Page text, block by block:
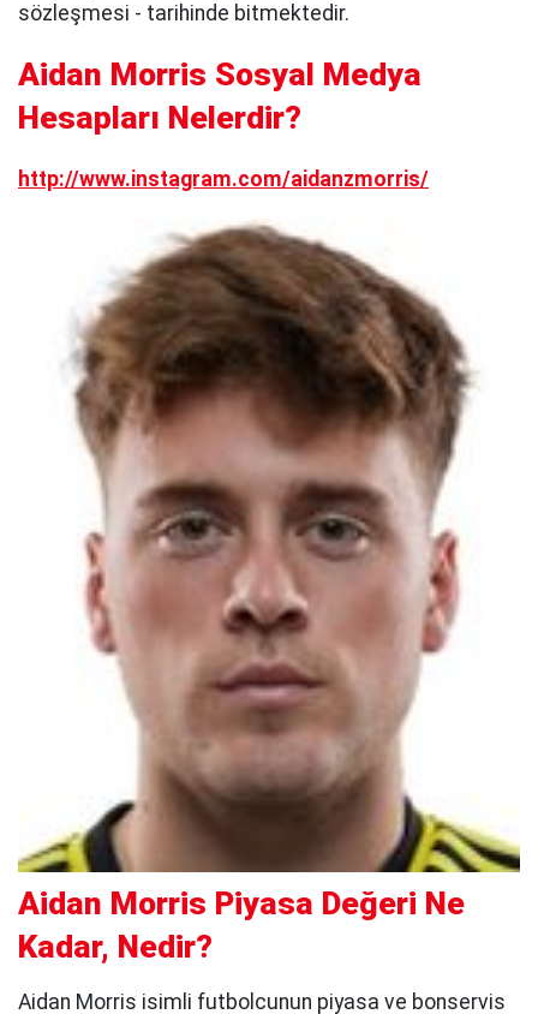
sözleşmesi - tarihinde bitmektedir.
Aidan Morris Sosyal Medya
Hesapları Nelerdir?
http://www.instagram.com/aidanzmorris/
Aidan Morris Piyasa Değeri Ne
Kadar, Nedir?
Aidan Morris isimli futbolcunun piyasa ve bonservis